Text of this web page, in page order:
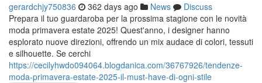
gerardchjy750836 362 days ago News
Discuss
Prepara il tuo guardaroba per la prossima stagione con le novità
moda primavera estate 2025! Quest'anno, i designer hanno
esplorato nuove direzioni, offrendo un mix audace di colori, tessuti
e silhouette. Se cerchi
https://cecilyhwdo094064.blogdanica.com/36767926/tendenze-
moda-primavera-estate-2025-il-must-have-di-ogni-stile